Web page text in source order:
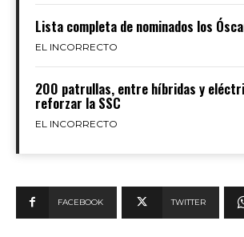
Lista completa de nominados los
EL INCORRECTO
200 patrullas, entre híbridas y
reforzar la SSC
EL INCORRECTO
FACEBOOK TWITTER